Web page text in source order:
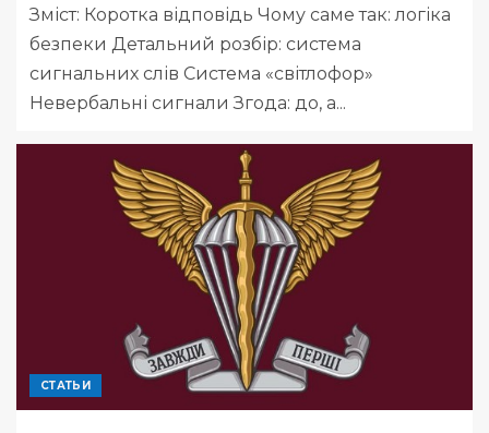
Зміст: Коротка відповідь Чому саме так: логіка
безпеки Детальний розбір: система
сигнальних слів Система «світлофор»
Невербальні сигнали Згода: до, а...
СТАТЬИ